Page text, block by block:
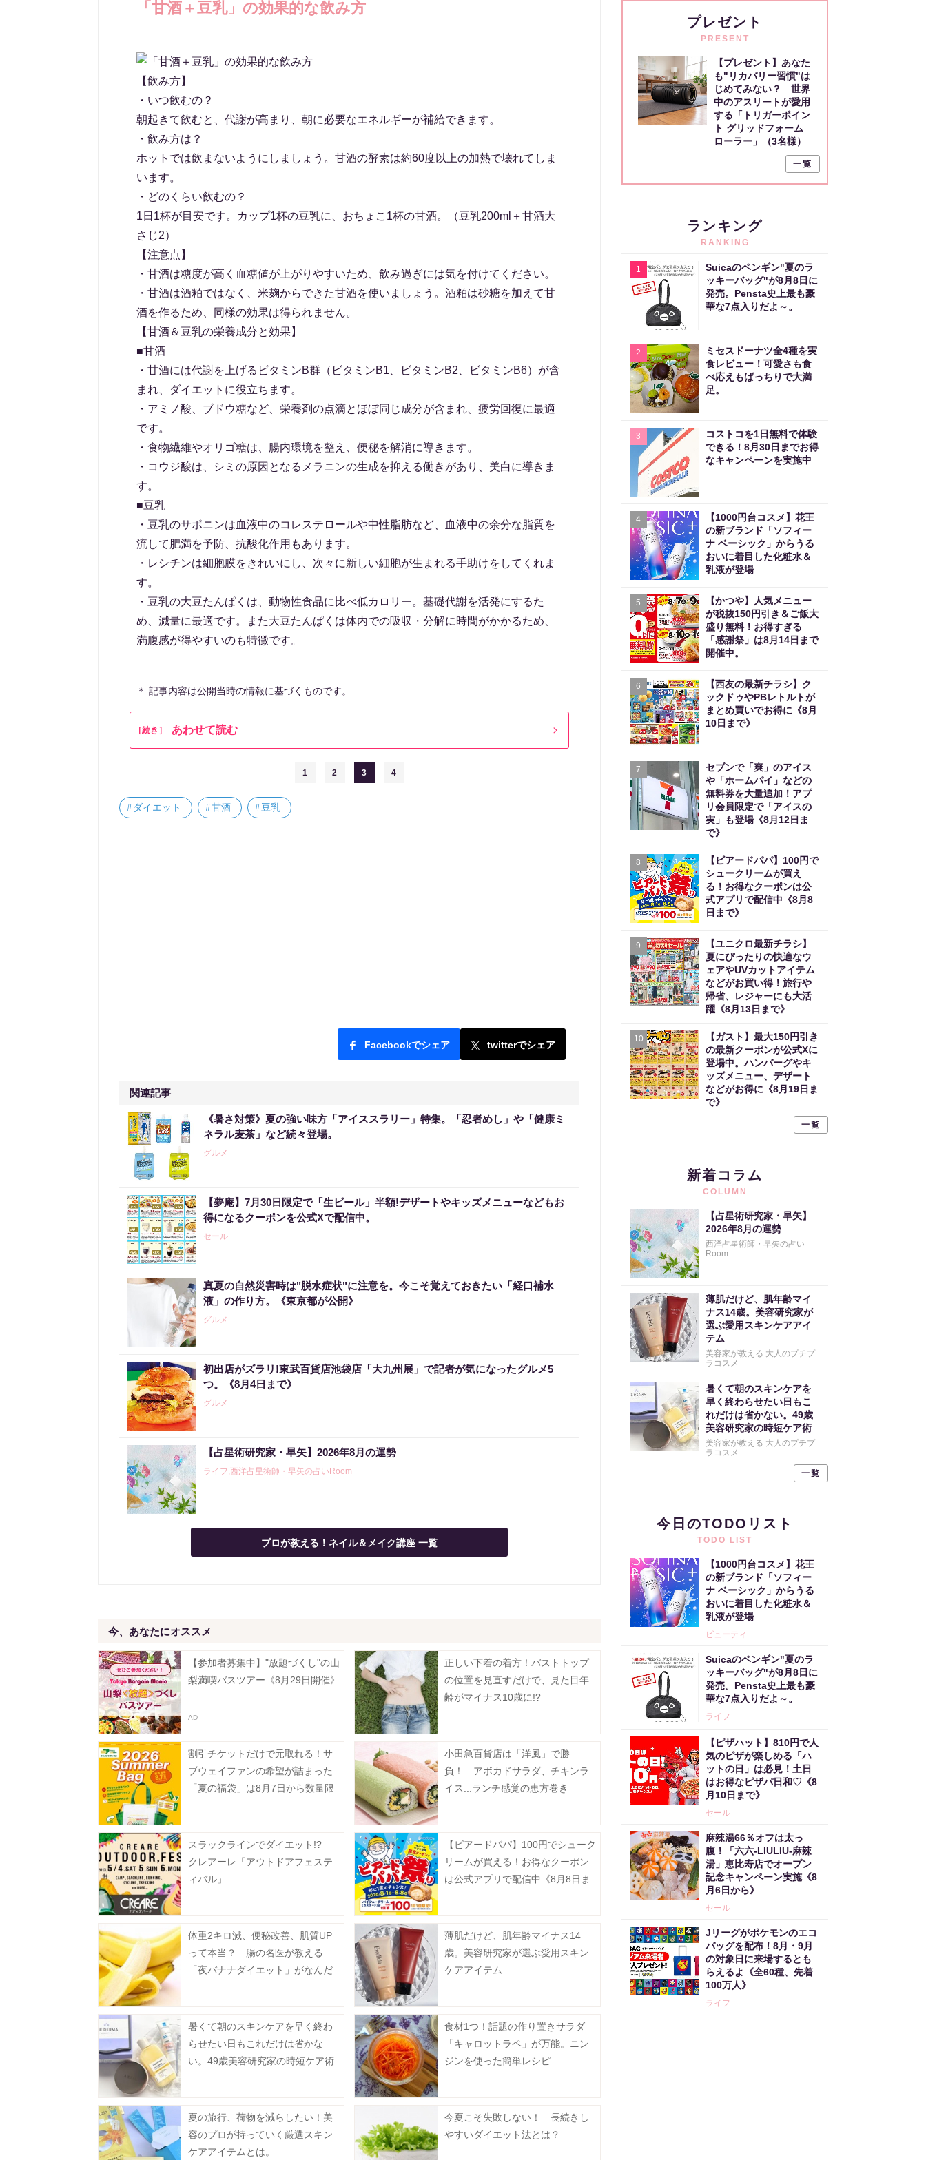
「甘酒＋豆乳」の効果的な飲み方
【飲み方】
・いつ飲むの？
朝起きて飲むと、代謝が高まり、朝に必要なエネルギーが補給できます。
・飲み方は？
ホットでは飲まないようにしましょう。甘酒の酵素は約60度以上の加熱で壊れてしま
います。
・どのくらい飲むの？
1日1杯が目安です。カップ1杯の豆乳に、おちょこ1杯の甘酒。（豆乳200ml＋甘酒大
さじ2）
【注意点】
・甘酒は糖度が高く血糖値が上がりやすいため、飲み過ぎには気を付けてください。
・甘酒は酒粕ではなく、米麹からできた甘酒を使いましょう。酒粕は砂糖を加えて甘
酒を作るため、同様の効果は得られません。
【甘酒＆豆乳の栄養成分と効果】
■甘酒
・甘酒には代謝を上げるビタミンB群（ビタミンB1、ビタミンB2、ビタミンB6）が含
まれ、ダイエットに役立ちます。
・アミノ酸、ブドウ糖など、栄養剤の点滴とほぼ同じ成分が含まれ、疲労回復に最適
です。
・食物繊維やオリゴ糖は、腸内環境を整え、便秘を解消に導きます。
・コウジ酸は、シミの原因となるメラニンの生成を抑える働きがあり、美白に導きま
す。
■豆乳
・豆乳のサポニンは血液中のコレステロールや中性脂肪など、血液中の余分な脂質を
流して肥満を予防、抗酸化作用もあります。
・レシチンは細胞膜をきれいにし、次々に新しい細胞が生まれる手助けをしてくれま
す。
・豆乳の大豆たんぱくは、動物性食品に比べ低カロリー。基礎代謝を活発にするた
め、減量に最適です。また大豆たんぱくは体内での吸収・分解に時間がかかるため、
満腹感が得やすいのも特徴です。
＊ 記事内容は公開当時の情報に基づくものです。
［続き］ あわせて読む
1 2 3 4
ダイエット 甘酒 豆乳
Facebookでシェア twitterでシェア
関連記事
《暑さ対策》夏の強い味方「アイススラリー」特集。「忍者めし」や「健康ミ
ネラル麦茶」など続々登場。
グルメ
【夢庵】7月30日限定で「生ビール」半額!デザートやキッズメニューなどもお
得になるクーポンを公式Xで配信中。
セール
真夏の自然災害時は"脱水症状"に注意を。今こそ覚えておきたい「経口補水
液」の作り方。《東京都が公開》
グルメ
初出店がズラリ!東武百貨店池袋店「大九州展」で記者が気になったグルメ5
つ。《8月4日まで》
グルメ
【占星術研究家・早矢】2026年8月の運勢
ライフ,西洋占星術師・早矢の占いRoom
プロが教える！ネイル＆メイク講座 一覧
今、あなたにオススメ
【参加者募集中】"放題づくし"の山
梨満喫バスツアー《8月29日開催》
正しい下着の着方！バストトップ
の位置を見直すだけで、見た目年
齢がマイナス10歳に!?
割引チケットだけで元取れる！サ
ブウェイファンの希望が詰まった
「夏の福袋」は8月7日から数量限
小田急百貨店は「洋風」で勝
負！ アボカドサラダ、チキンラ
イス...ランチ感覚の恵方巻き
スラックラインでダイエット!?
クレアーレ「アウトドアフェステ
ィバル」
【ビアードパパ】100円でシューク
リームが買える！お得なクーポン
は公式アプリで配信中《8月8日ま
体重2キロ減、便秘改善、肌質UP
って本当？ 腸の名医が教える
「夜バナナダイエット」がなんだ
薄肌だけど、肌年齢マイナス14
歳。美容研究家が選ぶ愛用スキン
ケアアイテム
暑くて朝のスキンケアを早く終わ
らせたい日もこれだけは省かな
い。49歳美容研究家の時短ケア術
食材1つ！話題の作り置きサラダ
「キャロットラペ」が万能。ニン
ジンを使った簡単レシピ
夏の旅行、荷物を減らしたい！美
容のプロが持っていく厳選スキン
ケアアイテムとは。
今夏こそ失敗しない！ 長続きし
やすいダイエット法とは？
プレゼント
PRESENT
【プレゼント】あなた
も"リカバリー習慣"は
じめてみない？ 世界
中のアスリートが愛用
する「トリガーポイン
ト グリッドフォーム
ローラー」（3名様）
一覧
ランキング
RANKING
1
Suicaのペンギン"夏のラ
ッキーバッグ"が8月8日に
発売。Pensta史上最も豪
華な7点入りだよ～。
2
ミセスドーナツ全4種を実
食レビュー！可愛さも食
べ応えもばっちりで大満
足。
3
コストコを1日無料で体験
できる！8月30日までお得
なキャンペーンを実施中
4
【1000円台コスメ】花王
の新ブランド「ソフィー
ナ ベーシック」からうる
おいに着目した化粧水＆
乳液が登場
5
【かつや】人気メニュー
が税抜150円引き＆ご飯大
盛り無料！お得すぎる
「感謝祭」は8月14日まで
開催中。
6
【西友の最新チラシ】ク
ックドゥやPBレトルトが
まとめ買いでお得に《8月
10日まで》
7
セブンで「爽」のアイス
や「ホームパイ」などの
無料券を大量追加！アプ
リ会員限定で「アイスの
実」も登場《8月12日ま
で》
8
【ビアードパパ】100円で
シュークリームが買え
る！お得なクーポンは公
式アプリで配信中《8月8
日まで》
9
【ユニクロ最新チラシ】
夏にぴったりの快適なウ
ェアやUVカットアイテム
などがお買い得！旅行や
帰省、レジャーにも大活
躍《8月13日まで》
10
【ガスト】最大150円引き
の最新クーポンが公式Xに
登場中。ハンバーグやキ
ッズメニュー、デザート
などがお得に《8月19日ま
で》
一覧
新着コラム
COLUMN
【占星術研究家・早矢】
2026年8月の運勢
西洋占星術師・早矢の占い
Room
薄肌だけど、肌年齢マイ
ナス14歳。美容研究家が
選ぶ愛用スキンケアアイ
テム
美容家が教える 大人のプチプ
ラコスメ
暑くて朝のスキンケアを
早く終わらせたい日もこ
れだけは省かない。49歳
美容研究家の時短ケア術
美容家が教える 大人のプチプ
ラコスメ
一覧
今日のTODOリスト
TODO LIST
【1000円台コスメ】花王
の新ブランド「ソフィー
ナ ベーシック」からうる
おいに着目した化粧水＆
乳液が登場
ビューティ
Suicaのペンギン"夏のラ
ッキーバッグ"が8月8日に
発売。Pensta史上最も豪
華な7点入りだよ～。
ライフ
【ピザハット】810円で人
気のピザが楽しめる「ハ
ットの日」は必見！土日
はお得なピザパ日和♡《8
月10日まで》
セール
麻辣湯66％オフは太っ
腹！「六六-LIULIU-麻辣
湯」恵比寿店でオープン
記念キャンペーン実施《8
月6日から》
セール
Jリーグがポケモンのエコ
バッグを配布！8月・9月
の対象日に来場するとも
らえるよ《全60種、先着
100万人》
ライフ